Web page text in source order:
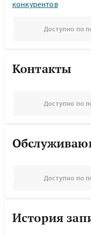
конкурентов
Доступно по
Контакты
Доступно по
Доступно по
История